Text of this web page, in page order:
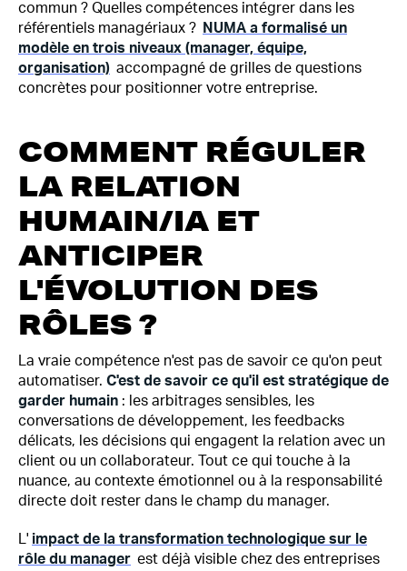
commun ? Quelles compétences intégrer dans les
référentiels managériaux ?
NUMA a formalisé un
modèle en trois niveaux (manager, équipe,
organisation) accompagné de grilles de questions
concrètes pour positionner votre entreprise.
COMMENT RÉGULER
LA RELATION
HUMAIN/IA ET
ANTICIPER
L'ÉVOLUTION DES
RÔLES ?
La vraie compétence n'est pas de savoir ce qu'on peut
automatiser. C'est de savoir ce qu'il est stratégique de
garder humain : les arbitrages sensibles, les
conversations de développement, les feedbacks
délicats, les décisions qui engagent la relation avec un
client ou un collaborateur. Tout ce qui touche à la
nuance, au contexte émotionnel ou à la responsabilité
directe doit rester dans le champ du manager.
L' impact de la transformation technologique sur le
rôle du manager est déjà visible chez des entreprises